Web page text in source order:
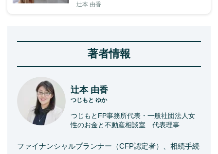
辻本 由香
著者情報
辻本 由香
つじもと ゆか
つじもとFP事務所代表・一般社団法人女
性のお金と不動産相談室 代表理事
ファイナンシャルプランナー（CFP認定者）、相続手続